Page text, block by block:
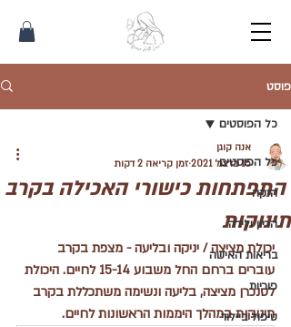
פוסט
כל הפוסטים
הנקה
הריון ולידה
בריאות האישה
פוריות
טיפול ביילוד
כל הפוסטים
התפתחות כישורי האכילה בקרב
תינוקות
אנה קוגן
15 בדצמ׳ 2021
זמן קריאה 2 דקות
יכולת מציצה / יניקה ובליעה - מצפת בקרב
עוברים ברחם החל משבוע 15-14 לחיים. היכולת
לסנכרן מציצה, בליעה ונשימה משתכללת בקרב
תינוקות במהלך היממות הראשונות לחיים.